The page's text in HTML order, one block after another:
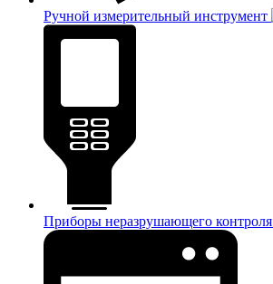
Ручной измерительный инструмент
Приборы неразрушающего контроля